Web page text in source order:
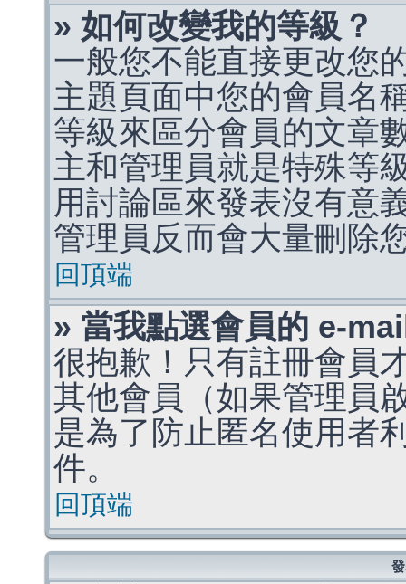
» 如何改變我的等級？
一般您不能直接更改您
主題頁面中您的會員名
等級來區分會員的文章
主和管理員就是特殊等
用討論區來發表沒有意
管理員反而會大量刪除
回頂端
» 當我點選會員的 e-
很抱歉！只有註冊會員
其他會員（如果管理員
是為了防止匿名使用者
件。
回頂端